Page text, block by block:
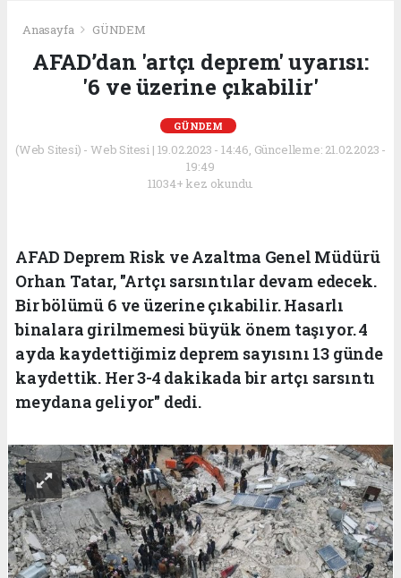
Anasayfa GÜNDEM
AFAD’dan 'artçı deprem' uyarısı:
'6 ve üzerine çıkabilir'
GÜNDEM
(Web Sitesi) - Web Sitesi | 19.02.2023 - 14:46, Güncelleme: 21.02.2023 -
19:49
11034+ kez okundu.
AFAD Deprem Risk ve Azaltma Genel Müdürü
Orhan Tatar, "Artçı sarsıntılar devam edecek.
Bir bölümü 6 ve üzerine çıkabilir. Hasarlı
binalara girilmemesi büyük önem taşıyor. 4
ayda kaydettiğimiz deprem sayısını 13 günde
kaydettik. Her 3-4 dakikada bir artçı sarsıntı
meydana geliyor" dedi.